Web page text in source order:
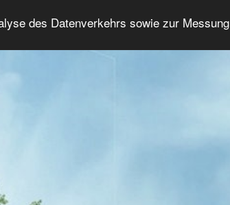
des Datenverkehrs sowie zur Messung
Anmelden